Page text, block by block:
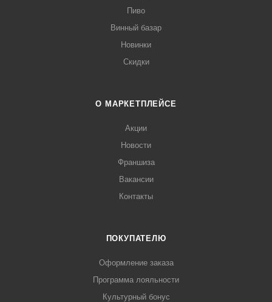
Пиво
Винный базар
Новинки
Скидки
О МАРКЕТПЛЕЙСЕ
Акции
Новости
Франшиза
Вакансии
Контакты
ПОКУПАТЕЛЮ
Оформление заказа
Программа лояльности
Культурный бонус